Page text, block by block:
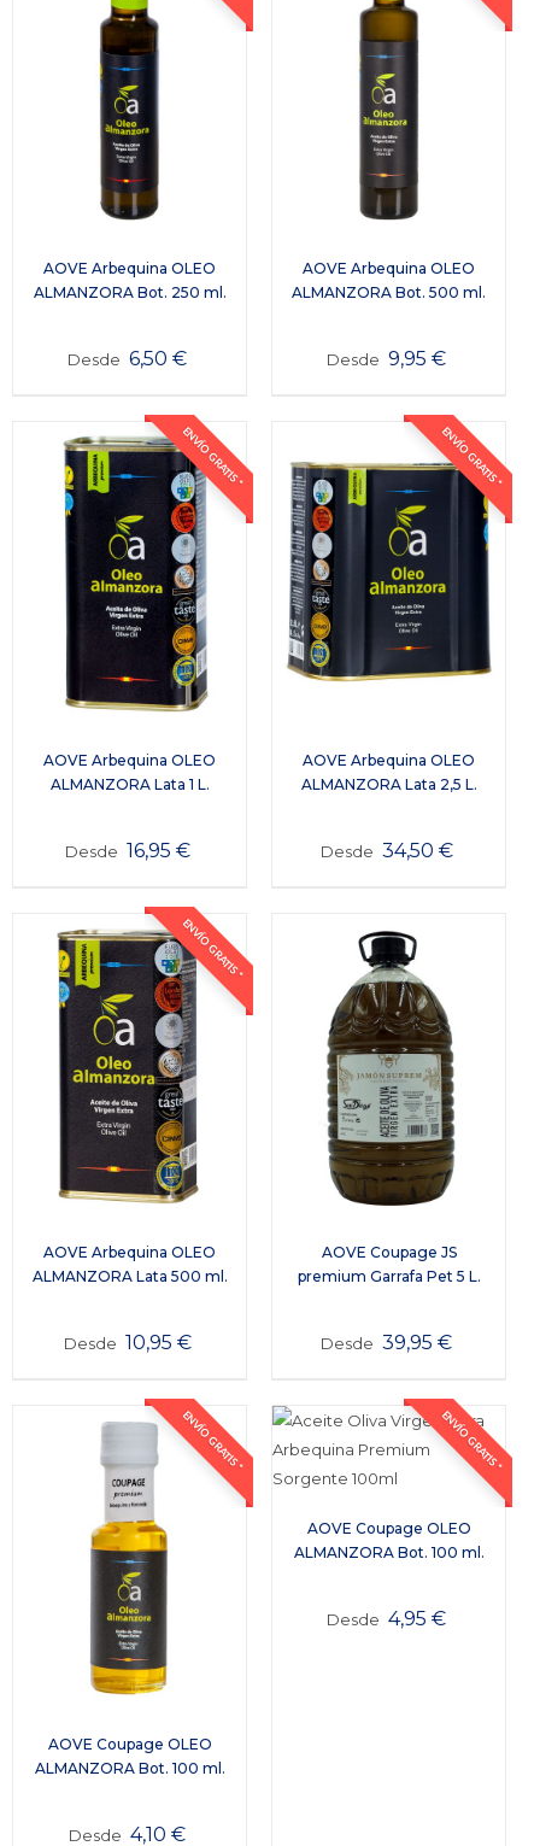
AOVE Arbequina OLEO
ALMANZORA Bot. 250 ml.
Desde 6,50€
AOVE Arbequina OLEO
ALMANZORA Bot. 500 ml.
Desde 9,95€
ENVÍO GRATIS *
AOVE Arbequina OLEO
ALMANZORA Lata 1 L.
Desde 16,95 €
ENVÍO GRATIS *
AOVE Arbequina OLEO
ALMANZORA Lata 2,5 L.
Desde 34,50 €
ENVÍO GRATIS *
AOVE Arbequina OLEO
ALMANZORA Lata 500 ml.
Desde 10,95 €
AOVE Coupage JS
premium Garrafa Pet 5 L.
Desde 39,95€
ENVÍO GRATIS *
AOVE Coupage OLEO
ALMANZORA Bot. 100 ml.
Desde 4,10€
ENVÍO GRATIS *
AOVE Coupage OLEO
ALMANZORA Bot. 100 ml.
Desde 4,95€